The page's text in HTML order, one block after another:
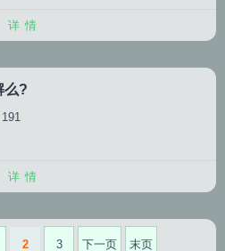
详情
么?
191
详情
2 3 下一页 末页